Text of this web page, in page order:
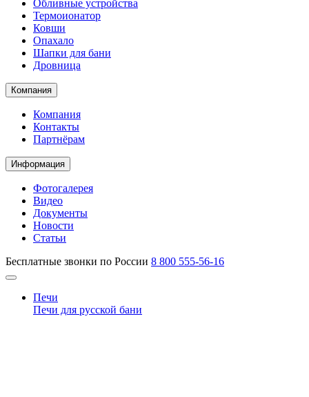
Обливные устройства
Термоионатор
Ковши
Опахало
Шапки для бани
Дровница
Компания
Компания
Контакты
Партнёрам
Информация
Фотогалерея
Видео
Документы
Новости
Статьи
Бесплатные звонки по России 8 800 555-56-16
Печи
Печи для русской бани